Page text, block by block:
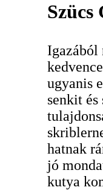
Szücs
Igazából
ugyanis
senkit
hatnak
jó
kutya